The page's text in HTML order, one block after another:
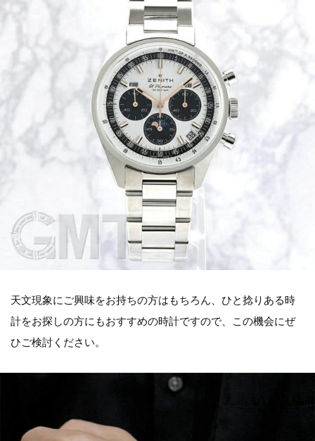
天文現象にご興味をお持ちの方はもちろん、ひと捻りある時
計をお探しの方にもおすすめの時計ですので、この機会にぜ
ひご検討ください。